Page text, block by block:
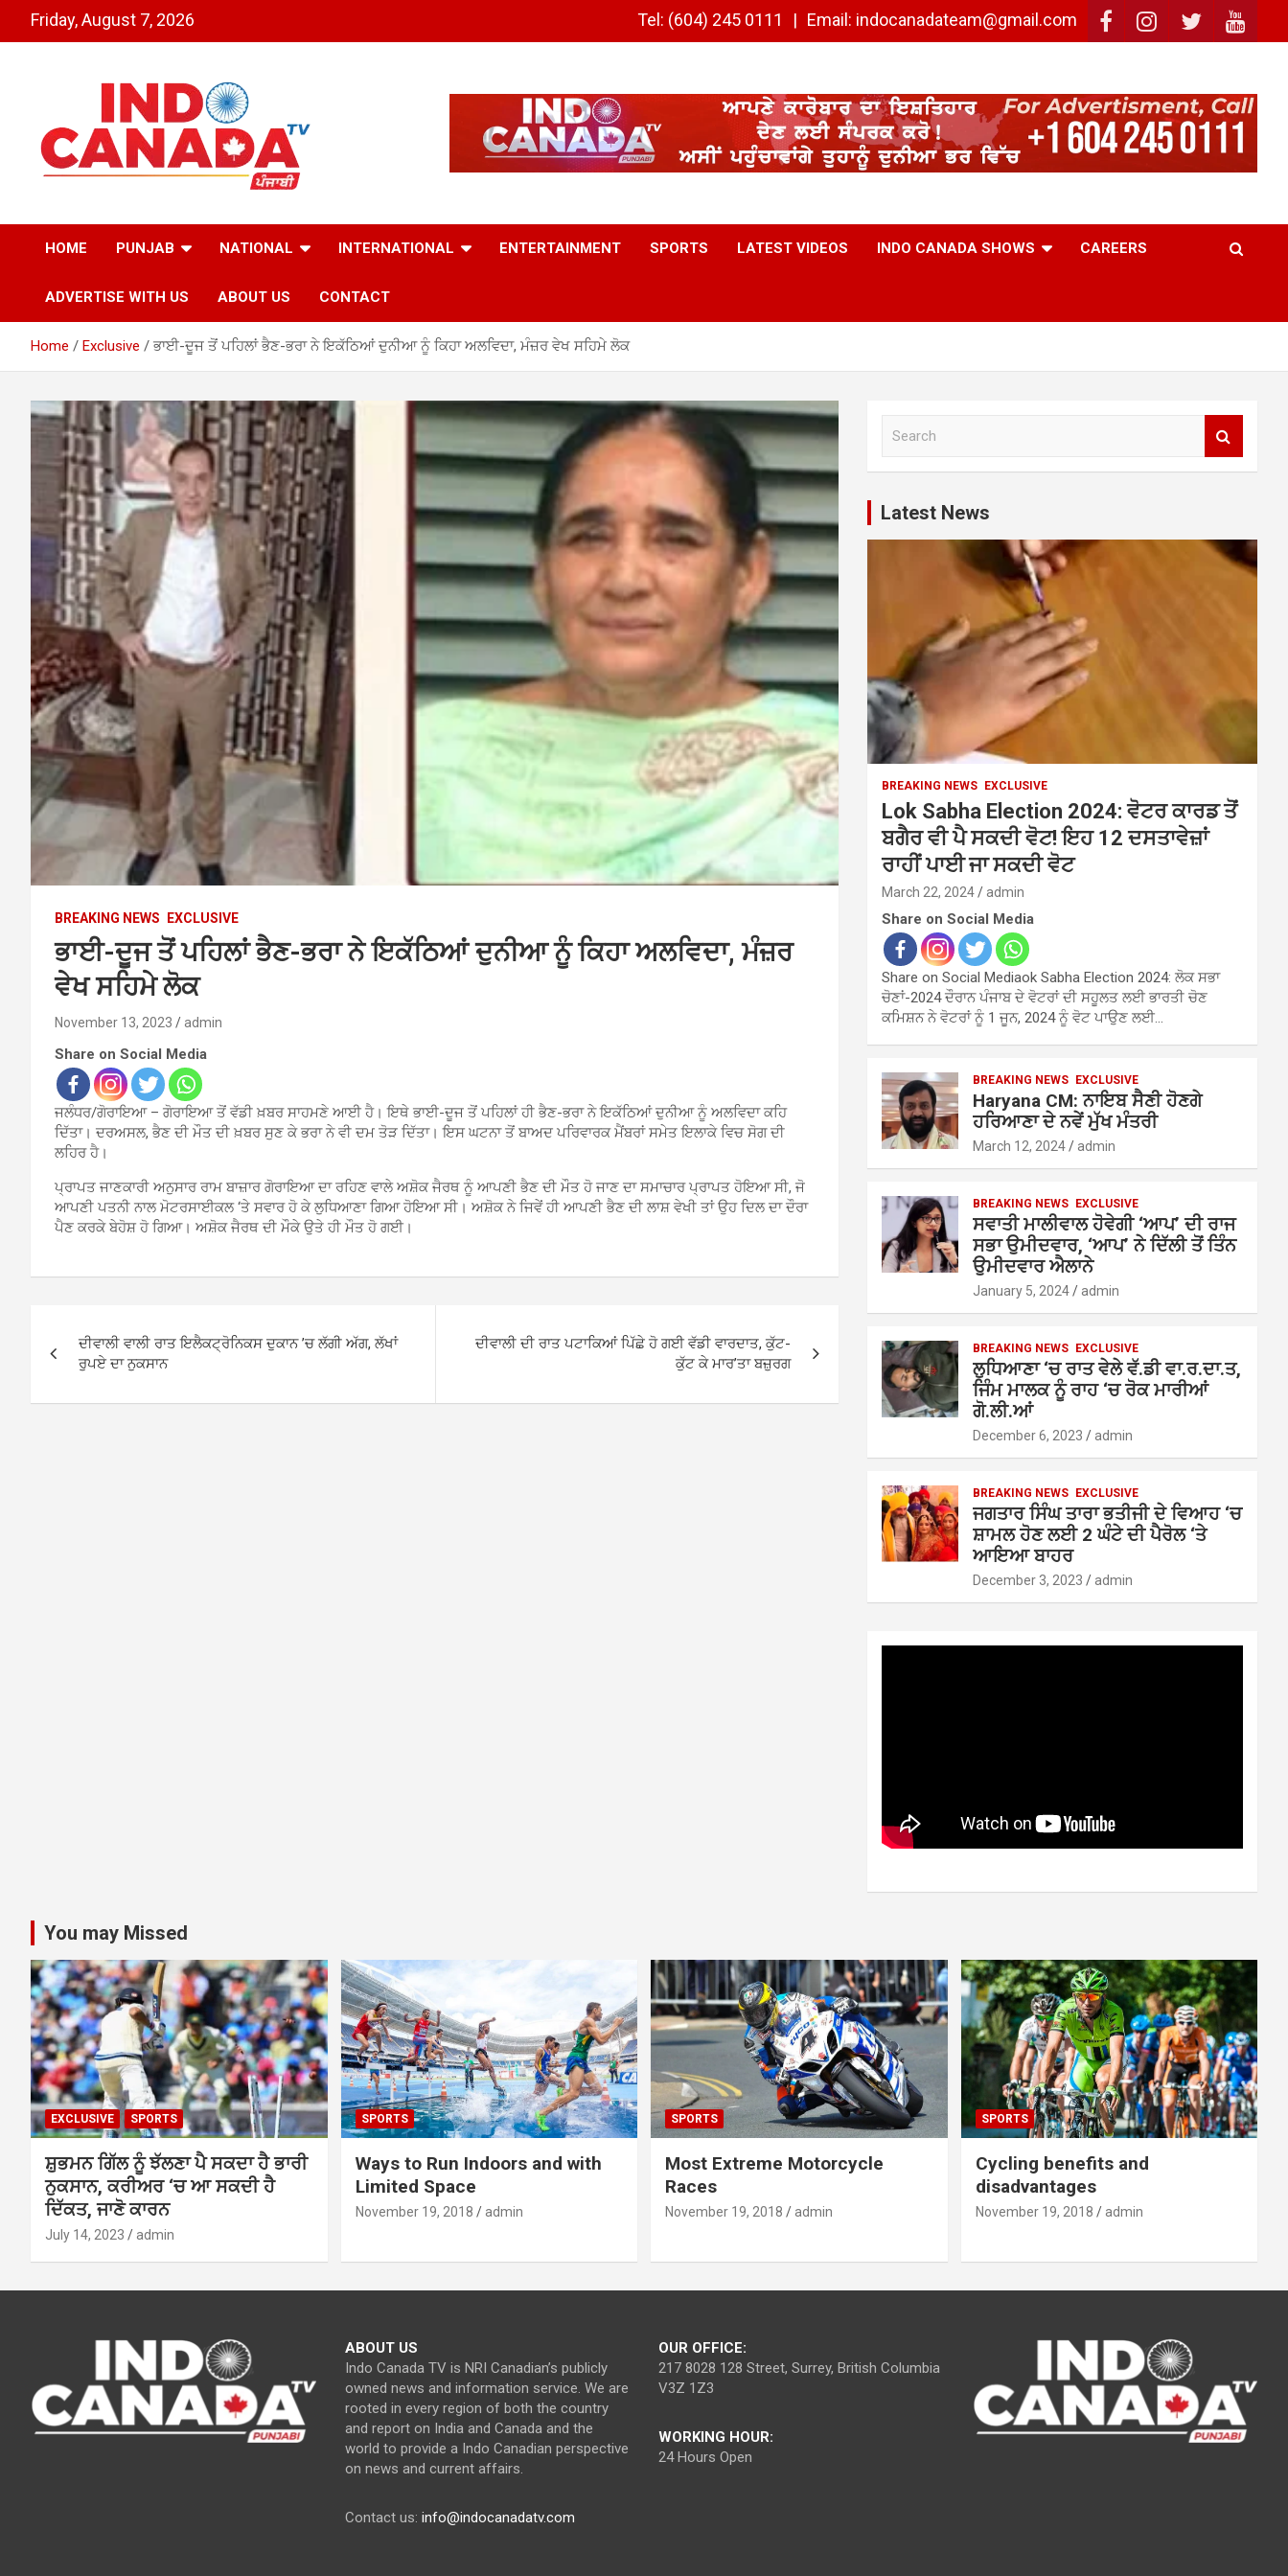
Friday, August 7, 2026 Tel: (604) 245 0111 Email: indocanadateam@gmail.com
Indo Canada TV – The
Canada News Channel
HOME PUNJAB NATIONAL INTERNATIONAL ENTERTAINMENT SPORTS LATEST VIDEOS INDO CANADA SHOWS CAREERS
ADVERTISE WITH US ABOUT US CONTACT
Home Exclusive ਭਾਈ-ਦੂਜ ਤੋਂ ਪਹਿਲਾਂ ਭੈਣ-ਭਰਾ ਨੇ ਇਕੱਠਿਆਂ ਦੁਨੀਆ ਨੂੰ ਕਿਹਾ ਅਲਵਿਦਾ, ਮੰਜ਼ਰ ਵੇਖ ਸਹਿਮੇ ਲੋਕ
BREAKING NEWS EXCLUSIVE
ਭਾਈ-ਦੂਜ ਤੋਂ ਪਹਿਲਾਂ ਭੈਣ-ਭਰਾ ਨੇ ਇਕੱਠਿਆਂ ਦੁਨੀਆ ਨੂੰ ਕਿਹਾ ਅਲਵਿਦਾ, ਮੰਜ਼ਰ
ਵੇਖ ਸਹਿਮੇ ਲੋਕ
November 13, 2023 admin
Share on Social Media
ਜਲੰਧਰ/ਗੋਰਾਇਆ – ਗੋਰਾਇਆ ਤੋਂ ਵੱਡੀ ਖ਼ਬਰ ਸਾਹਮਣੇ ਆਈ ਹੈ। ਇਥੇ ਭਾਈ-ਦੂਜ ਤੋਂ ਪਹਿਲਾਂ ਹੀ ਭੈਣ-ਭਰਾ ਨੇ ਇਕੱਠਿਆਂ ਦੁਨੀਆ ਨੂੰ ਅਲਵਿਦਾ ਕਹਿ
ਦਿੱਤਾ। ਦਰਅਸਲ, ਭੈਣ ਦੀ ਮੌਤ ਦੀ ਖ਼ਬਰ ਸੁਣ ਕੇ ਭਰਾ ਨੇ ਵੀ ਦਮ ਤੋੜ ਦਿੱਤਾ। ਇਸ ਘਟਨਾ ਤੋਂ ਬਾਅਦ ਪਰਿਵਾਰਕ ਮੈਂਬਰਾਂ ਸਮੇਤ ਇਲਾਕੇ ਵਿਚ ਸੋਗ ਦੀ
ਲਹਿਰ ਹੈ।
ਪ੍ਰਾਪਤ ਜਾਣਕਾਰੀ ਅਨੁਸਾਰ ਰਾਮ ਬਾਜ਼ਾਰ ਗੋਰਾਇਆ ਦਾ ਰਹਿਣ ਵਾਲੇ ਅਸ਼ੋਕ ਜੈਰਥ ਨੂੰ ਆਪਣੀ ਭੈਣ ਦੀ ਮੌਤ ਹੋ ਜਾਣ ਦਾ ਸਮਾਚਾਰ ਪ੍ਰਾਪਤ ਹੋਇਆ ਸੀ, ਜੋ
ਆਪਣੀ ਪਤਨੀ ਨਾਲ ਮੋਟਰਸਾਈਕਲ ‘ਤੇ ਸਵਾਰ ਹੋ ਕੇ ਲੁਧਿਆਣਾ ਗਿਆ ਹੋਇਆ ਸੀ। ਅਸ਼ੋਕ ਨੇ ਜਿਵੇਂ ਹੀ ਆਪਣੀ ਭੈਣ ਦੀ ਲਾਸ਼ ਵੇਖੀ ਤਾਂ ਉਹ ਦਿਲ ਦਾ ਦੌਰਾ
ਪੈਣ ਕਰਕੇ ਬੇਹੋਸ਼ ਹੋ ਗਿਆ। ਅਸ਼ੋਕ ਜੈਰਥ ਦੀ ਮੌਕੇ ਉਤੇ ਹੀ ਮੌਤ ਹੋ ਗਈ।
navigation
ਦੀਵਾਲੀ ਵਾਲੀ ਰਾਤ ਇਲੈਕਟ੍ਰੋਨਿਕਸ ਦੁਕਾਨ ’ਚ ਲੱਗੀ ਅੱਗ, ਲੱਖਾਂ
ਰੁਪਏ ਦਾ ਨੁਕਸਾਨ
ਦੀਵਾਲੀ ਦੀ ਰਾਤ ਪਟਾਕਿਆਂ ਪਿੱਛੇ ਹੋ ਗਈ ਵੱਡੀ ਵਾਰਦਾਤ, ਕੁੱਟ-
ਕੁੱਟ ਕੇ ਮਾਰ’ਤਾ ਬਜ਼ੁਰਗ
c
h
Latest News
BREAKING NEWS EXCLUSIVE
Lok Sabha Election 2024: ਵੋਟਰ ਕਾਰਡ ਤੋਂ
ਬਗੈਰ ਵੀ ਪੈ ਸਕਦੀ ਵੋਟ! ਇਹ 12 ਦਸਤਾਵੇਜ਼ਾਂ
ਰਾਹੀਂ ਪਾਈ ਜਾ ਸਕਦੀ ਵੋਟ
March 22, 2024 admin
Share on Social Media
Share on Social Mediaok Sabha Election 2024: ਲੋਕ ਸਭਾ
ਚੋਣਾਂ-2024 ਦੌਰਾਨ ਪੰਜਾਬ ਦੇ ਵੋਟਰਾਂ ਦੀ ਸਹੂਲਤ ਲਈ ਭਾਰਤੀ ਚੋਣ
ਕਮਿਸ਼ਨ ਨੇ ਵੋਟਰਾਂ ਨੂੰ 1 ਜੂਨ, 2024 ਨੂੰ ਵੋਟ ਪਾਉਣ ਲਈ…
BREAKING NEWS EXCLUSIVE
Haryana CM: ਨਾਇਬ ਸੈਣੀ ਹੋਣਗੇ
ਹਰਿਆਣਾ ਦੇ ਨਵੇਂ ਮੁੱਖ ਮੰਤਰੀ
March 12, 2024 admin
BREAKING NEWS EXCLUSIVE
ਸਵਾਤੀ ਮਾਲੀਵਾਲ ਹੋਵੇਗੀ ‘ਆਪ’ ਦੀ ਰਾਜ
ਸਭਾ ਉਮੀਦਵਾਰ, ‘ਆਪ’ ਨੇ ਦਿੱਲੀ ਤੋਂ ਤਿੰਨ
ਉਮੀਦਵਾਰ ਐਲਾਨੇ
January 5, 2024 admin
BREAKING NEWS EXCLUSIVE
ਲੁਧਿਆਣਾ ‘ਚ ਰਾਤ ਵੇਲੇ ਵੱ.ਡੀ ਵਾ.ਰ.ਦਾ.ਤ,
ਜਿੰਮ ਮਾਲਕ ਨੂੰ ਰਾਹ ‘ਚ ਰੋਕ ਮਾਰੀਆਂ
ਗੋ.ਲੀ.ਆਂ
December 6, 2023 admin
BREAKING NEWS EXCLUSIVE
ਜਗਤਾਰ ਸਿੰਘ ਤਾਰਾ ਭਤੀਜੀ ਦੇ ਵਿਆਹ ‘ਚ
ਸ਼ਾਮਲ ਹੋਣ ਲਈ 2 ਘੰਟੇ ਦੀ ਪੈਰੋਲ ‘ਤੇ
ਆਇਆ ਬਾਹਰ
December 3, 2023 admin
You may Missed
EXCLUSIVE SPORTS
ਸ਼ੁਭਮਨ ਗਿੱਲ ਨੂੰ ਝੱਲਣਾ ਪੈ ਸਕਦਾ ਹੈ ਭਾਰੀ
ਨੁਕਸਾਨ, ਕਰੀਅਰ ‘ਚ ਆ ਸਕਦੀ ਹੈ
ਦਿੱਕਤ, ਜਾਣੋ ਕਾਰਨ
July 14, 2023 admin
SPORTS
Ways to Run Indoors and with
Limited Space
November 19, 2018 admin
SPORTS
Most Extreme Motorcycle
Races
November 19, 2018 admin
SPORTS
Cycling benefits and
disadvantages
November 19, 2018 admin
ABOUT US
Indo Canada TV is NRI Canadian’s publicly
owned news and information service. We are
rooted in every region of both the country
and report on India and Canada and the
world to provide a Indo Canadian perspective
on news and current affairs.
Contact us: info@indocanadatv.com
OUR OFFICE:
217 8028 128 Street, Surrey, British Columbia
V3Z 1Z3
WORKING HOUR:
24 Hours Open